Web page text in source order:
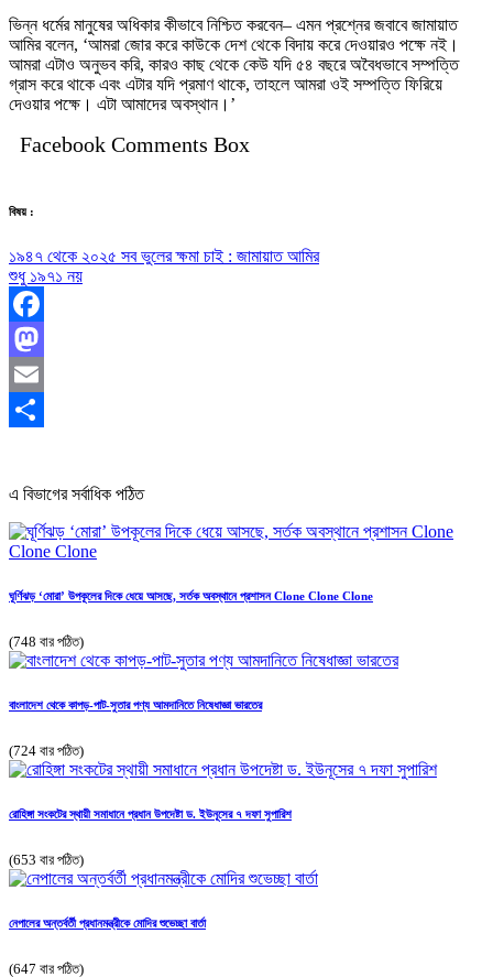
ভিন্ন ধর্মের মানুষের অধিকার কীভাবে নিশ্চিত করবেন– এমন প্রশ্নের জবাবে জামায়াত
আমির বলেন, ‘আমরা জোর করে কাউকে দেশ থেকে বিদায় করে দেওয়ারও পক্ষে নই।
আমরা এটাও অনুভব করি, কারও কাছ থেকে কেউ যদি ৫৪ বছরে অবৈধভাবে সম্পত্তি
গ্রাস করে থাকে এবং এটার যদি প্রমাণ থাকে, তাহলে আমরা ওই সম্পত্তি ফিরিয়ে
দেওয়ার পক্ষে। এটা আমাদের অবস্থান।’
Facebook Comments Box
বিষয় :
১৯৪৭ থেকে ২০২৫ সব ভুলের ক্ষমা চাই : জামায়াত আমির
শুধু ১৯৭১ নয়
Facebook
Mastodon
Email
এ বিভাগের সর্বাধিক পঠিত
ঘূর্ণিঝড় ‘মোরা’ উপকূলের দিকে ধেয়ে আসছে, সর্তক অবস্থানে প্রশাসন Clone Clone Clone
(748 বার পঠিত)
বাংলাদেশ থেকে কাপড়-পাট-সুতার পণ্য আমদানিতে নিষেধাজ্ঞা ভারতের
(724 বার পঠিত)
রোহিঙ্গা সংকটের স্থায়ী সমাধানে প্রধান উপদেষ্টা ড. ইউনূসের ৭ দফা সুপারিশ
(653 বার পঠিত)
নেপালের অন্তর্বর্তী প্রধানমন্ত্রীকে মোদির শুভেচ্ছা বার্তা
(647 বার পঠিত)